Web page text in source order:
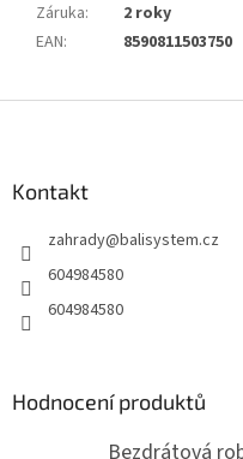
Záruka:
2 roky
EAN: 8590811503750
Kontakt
zahrady@balisystem.cz
604984580
604984580
Hodnocení produktů